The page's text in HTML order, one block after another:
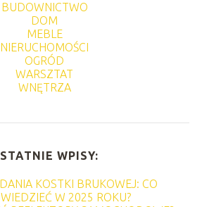
BUDOWNICTWO
DOM
MEBLE
NIERUCHOMOŚCI
OGRÓD
WARSZTAT
WNĘTRZA
WPISY:
KOSTKI BRUKOWEJ: CO
W 2025 ROKU?